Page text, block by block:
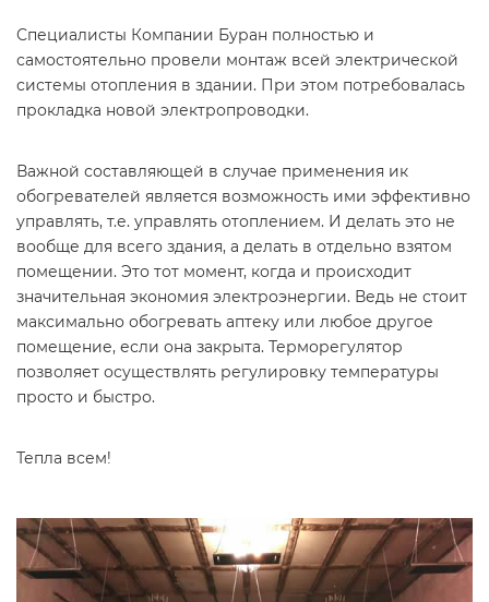
Специалисты Компании Буран полностью и
самостоятельно провели монтаж всей электрической
системы отопления в здании. При этом потребовалась
прокладка новой электропроводки.
Важной составляющей в случае применения ик
обогревателей является возможность ими эффективно
управлять, т.е. управлять отоплением. И делать это не
вообще для всего здания, а делать в отдельно взятом
помещении. Это тот момент, когда и происходит
значительная экономия электроэнергии. Ведь не стоит
максимально обогревать аптеку или любое другое
помещение, если она закрыта. Терморегулятор
позволяет осуществлять регулировку температуры
просто и быстро.
Тепла всем!